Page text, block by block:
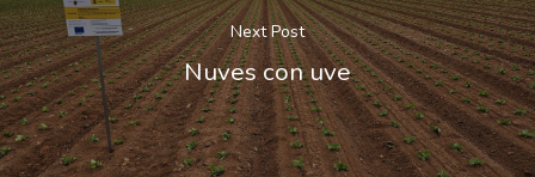
Next Post
Nuves con uve